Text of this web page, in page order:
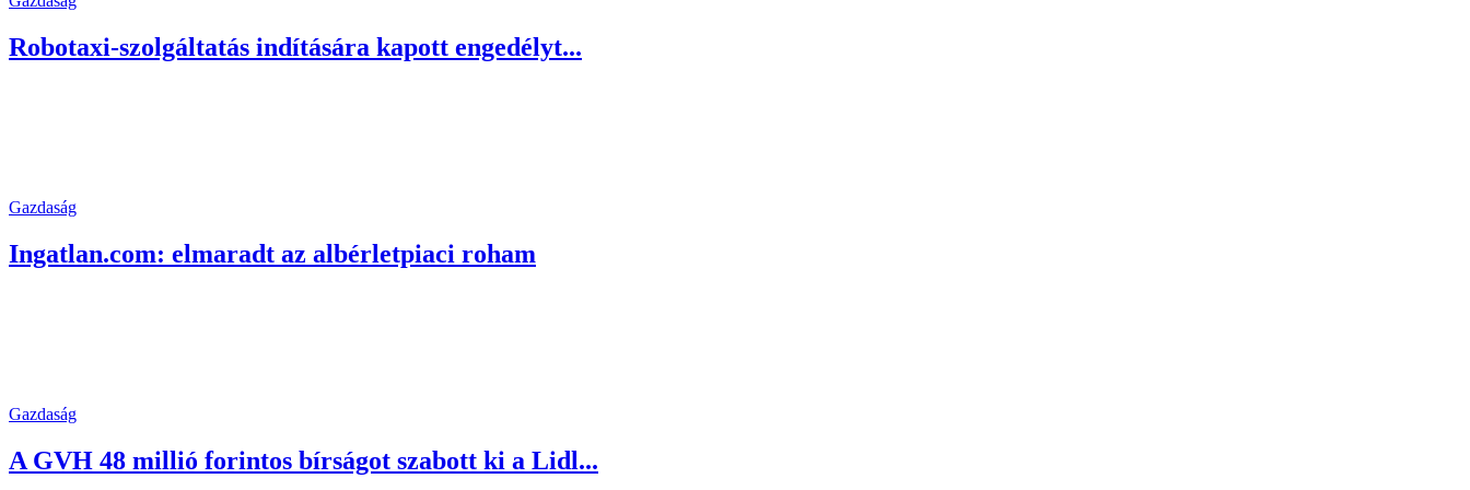
Robotaxi-szolgáltatás indítására kapott engedélyt...
Gazdaság
Ingatlan.com: elmaradt az albérletpiaci roham
Gazdaság
A GVH 48 millió forintos bírságot szabott ki a Lidl...